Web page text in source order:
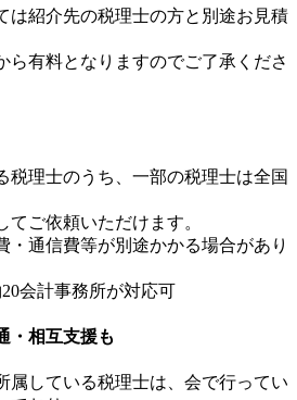
は紹介先の税理士の方と別途お見積
有料となりますのでご了承くださ
税理士のうち、一部の税理士は全国
ご依頼いただけます。
通信費等が別途かかる場合があり
会計事務所が対応可
・相互支援も
属している税理士は、会で行ってい